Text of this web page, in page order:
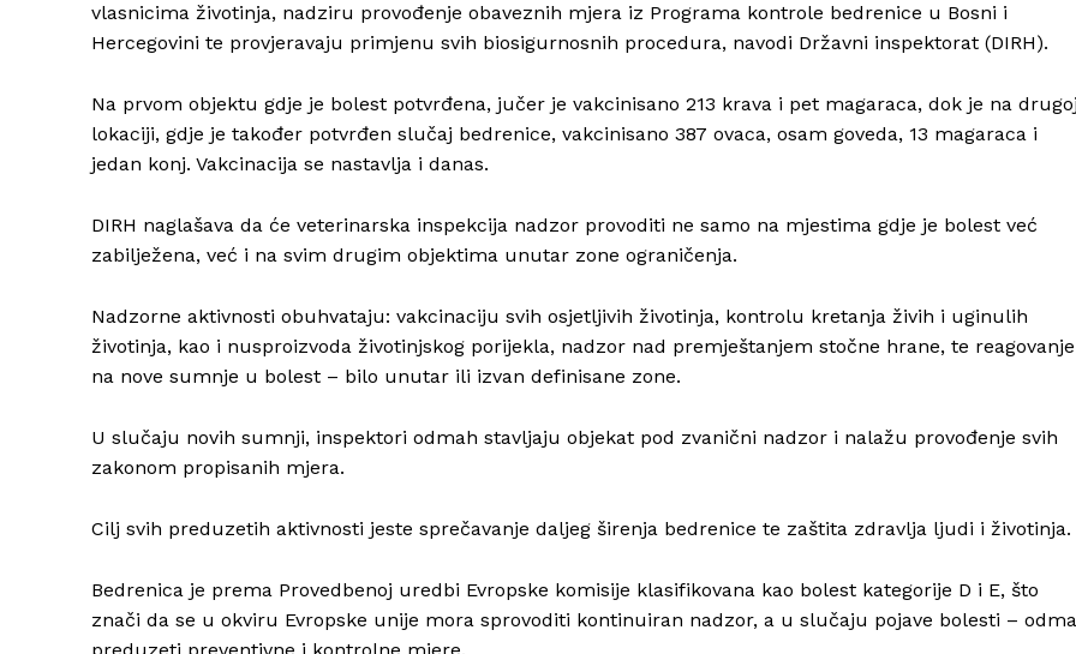
Info
vlasnicima životinja, nadziru provođenje obaveznih mjera iz Programa kontrole bedrenice u Bosni i
Hercegovini te provjeravaju primjenu svih biosigurnosnih procedura, navodi Državni inspektorat (DIRH).
Na prvom objektu gdje je bolest potvrđena, jučer je vakcinisano 213 krava i pet magaraca, dok je na
lokaciji, gdje je također potvrđen slučaj bedrenice, vakcinisano 387 ovaca, osam goveda, 13 magaraca i
jedan konj. Vakcinacija se nastavlja i danas.
DIRH naglašava da će veterinarska inspekcija nadzor provoditi ne samo na mjestima gdje je bolest već
zabilježena, već i na svim drugim objektima unutar zone ograničenja.
Nadzorne aktivnosti obuhvataju: vakcinaciju svih osjetljivih životinja, kontrolu kretanja živih i uginulih
životinja, kao i nusproizvoda životinjskog porijekla, nadzor nad premještanjem stočne hrane, te reagovanje
na nove sumnje u bolest – bilo unutar ili izvan definisane zone.
U slučaju novih sumnji, inspektori odmah stavljaju objekat pod zvanični nadzor i nalažu provođenje svih
zakonom propisanih mjera.
Cilj svih preduzetih aktivnosti jeste sprečavanje daljeg širenja bedrenice te zaštita zdravlja ljudi i životinja.
Bedrenica je prema Provedbenoj uredbi Evropske komisije klasifikovana kao bolest kategorije D i E, što
znači da se u okviru Evropske unije mora sprovoditi kontinuiran nadzor, a u slučaju pojave bolesti –